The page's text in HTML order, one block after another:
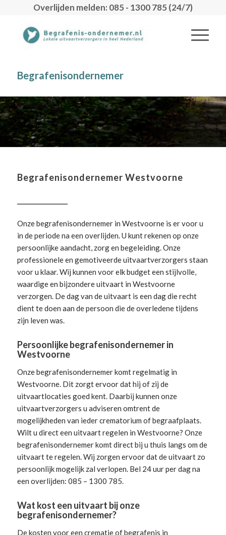
Overlijden melden: 085 - 1300 785 (24/7)
Begrafenisondernemer
Begrafenisondernemer Westvoorne
Onze begrafenisondernemer in Westvoorne is er voor u
in de periode na een overlijden. U kunt rekenen op onze
persoonlijke aandacht, zorg en begeleiding.Onze
professionele en gemotiveerde uitvaartverzorgers staan
voor u klaar. Wij kunnen voor elk budget een stijlvolle,
waardige en bijzondere uitvaart in Westvoorne
verzorgen. De dag van de uitvaart is een dag die recht
dient te doen aan de persoon die de overledene tijdens
zijn leven was.
Persoonlijke begrafenisondernemer in
Westvoorne
Onze begrafenisondernemer komt regelmatig in
Westvoorne. Dit zorgt ervoor dat hij of zij de
uitvaartlocaties goed kent. Daarbij kunnen onze
uitvaartverzorgers u adviseren omtrent de
mogelijkheden van ieder crematorium of begraafplaats.
Wilt u direct een uitvaart regelen in Westvoorne? Onze
begrafenisondernemer komt direct bij u thuis langs om de
uitvaart te regelen. Wij zorgen ervoor dat de uitvaart zo
persoonlijk mogelijk zal verlopen. Bel 24 uur per dag na
een overlijden: 085 – 1300 785.
Wat kost een uitvaart bij onze
begrafenisondernemer?
De kosten voor een crematie of begrafenis in